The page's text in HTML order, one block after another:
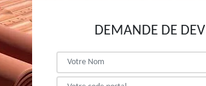
DEMANDE DE